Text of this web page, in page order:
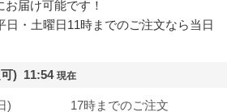
お届け可能です！
日・土曜日11時までのご注文なら当日
可) 11:54 現在
)
17時までのご注文